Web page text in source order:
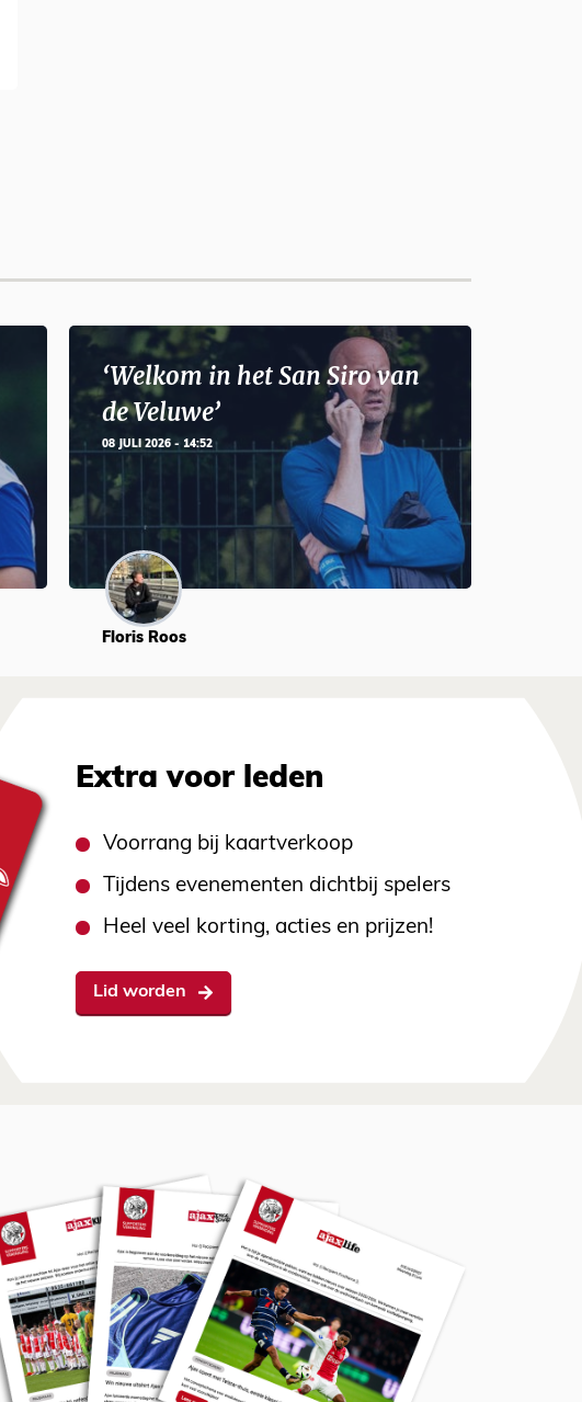
‘Welkom in het San Siro van
de Veluwe’
08 JULI 2026 - 14:52
Floris Roos
Extra voor leden
Voorrang bij kaartverkoop
Tijdens evenementen dichtbij spelers
Heel veel korting, acties en prijzen!
Lid worden